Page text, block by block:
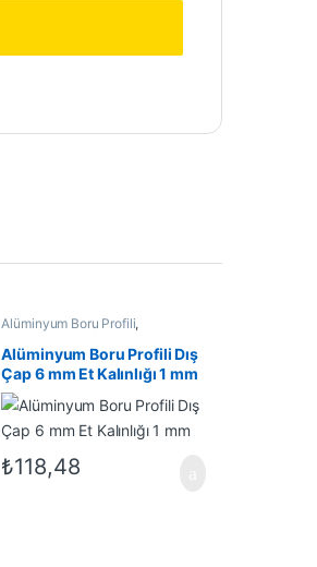
Alüminyum Boru Profili,
Alüminyum Profil
İndirimli Ürünler
Alüminyum Boru Profili Dış
Çap 6 mm Et Kalınlığı 1 mm
₺118,48